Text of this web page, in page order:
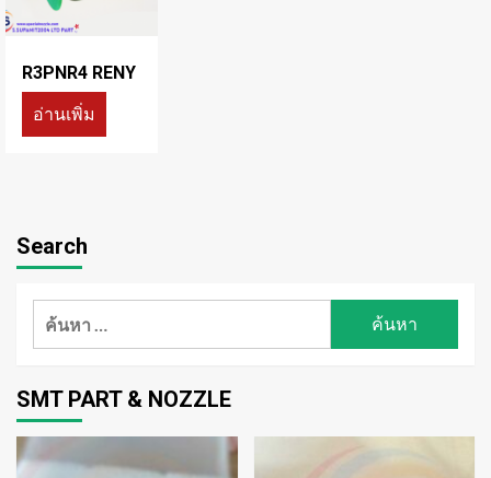
R3PNR4 RENY
อ่านเพิ่ม
Search
ค้นหา
SMT PART & NOZZLE